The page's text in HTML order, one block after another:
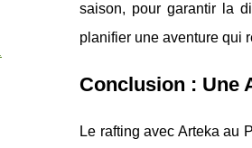
saison, pour garantir la
planifier une aventure qui
Conclusion : Une
Le rafting avec Arteka au